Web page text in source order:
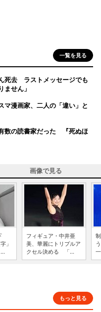
一覧を見る
死去 ラストメッセージでも
せん」
漫画家、二人の「違い」と
数の読書家だった 『死ぬほ
画像で見る
」
フィギュア・中井亜
美、華麗にトリプルア
クセル決める 「...
もっと見る